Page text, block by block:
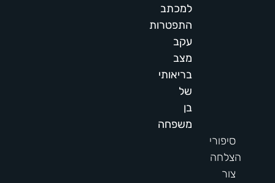
למכתב
התפטרות
עקב
מצב
בריאותי
של
בן
משפחה
סיפורי
הצלחה
צור